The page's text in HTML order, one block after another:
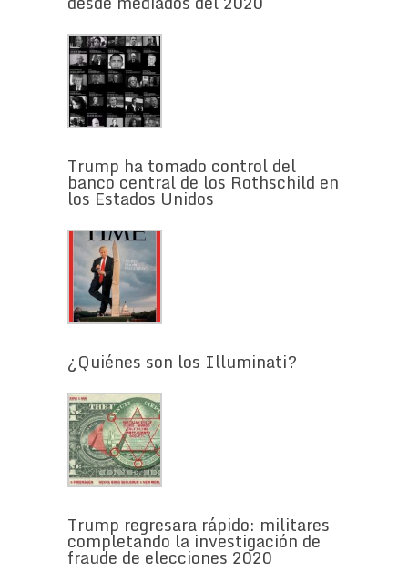
Trump ha tomado control del
banco central de los Rothschild en
los Estados Unidos
¿Quiénes son los Illuminati?
Trump regresara rápido: militares
completando la investigación de
fraude de elecciones 2020